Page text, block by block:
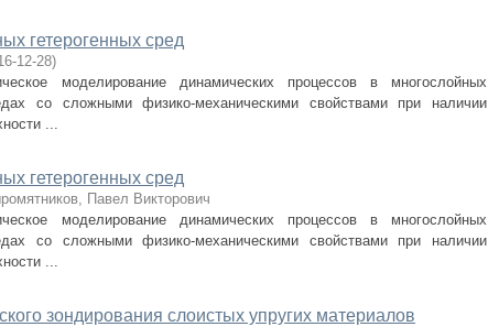
гетерогенных сред
12-28)
моделирование динамических процессов в многослойных
со сложными физико-механическими свойствами при наличии
...
гетерогенных сред
Павел Викторович
моделирование динамических процессов в многослойных
со сложными физико-механическими свойствами при наличии
...
зондирования слоистых упругих материалов